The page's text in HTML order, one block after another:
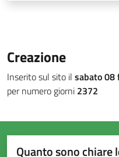
Creazione
Inserito sul sito il sabato 08
per numero giorni 2372
Quanto sono